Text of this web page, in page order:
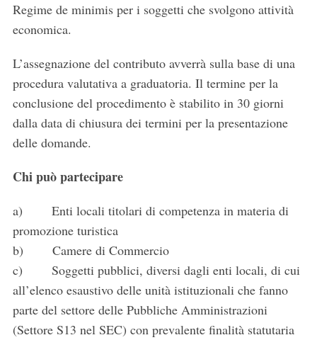
Regime de minimis per i soggetti che svolgono attività
economica.
L’assegnazione del contributo avverrà sulla base di una
procedura valutativa a graduatoria. Il termine per la
conclusione del procedimento è stabilito in 30 giorni
dalla data di chiusura dei termini per la presentazione
delle domande.
Chi può partecipare
a) Enti locali titolari di competenza in materia di
promozione turistica
b) Camere di Commercio
c) Soggetti pubblici, diversi dagli enti locali, di cui
all’elenco esaustivo delle unità istituzionali che fanno
parte del settore delle Pubbliche Amministrazioni
(Settore S13 nel SEC) con prevalente finalità statutaria